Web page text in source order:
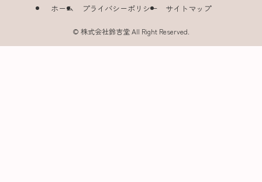
ホーム プライバシーポリシー サイトマップ
© 株式会社鈴吉堂 All Right Reserved.